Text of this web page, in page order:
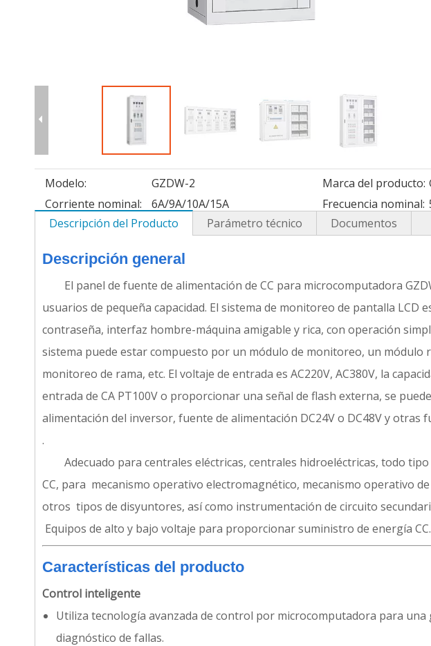
Modelo: GZDW-2 Marca del producto:
Corriente nominal:
6A/9A/10A/15A Frecuencia nominal:
Descripción del Producto
Parámetro técnico Documentos
Descripción general
El panel de fuente de alimentación de CC para microcomputadora
usuarios de pequeña capacidad. El sistema de monitoreo de pantalla
contraseña, interfaz hombre-máquina amigable y rica, con operación
sistema puede estar compuesto por un módulo de monitoreo, un
monitoreo de rama, etc. El voltaje de entrada es AC220V, AC380V, la
entrada de CA PT100V o proporcionar una señal de flash externa, se
alimentación del inversor, fuente de alimentación DC24V o DC48V y
.
Adecuado para centrales eléctricas, centrales hidroeléctricas, todo
CC, para mecanismo operativo electromagnético, mecanismo operativo
otros tipos de disyuntores, así como instrumentación de circuito
Equipos de alto y bajo voltaje para proporcionar suministro de energía CC.
Características del producto
Control inteligente
Utiliza tecnología avanzada de control por microcomputadora para
diagnóstico de fallas.